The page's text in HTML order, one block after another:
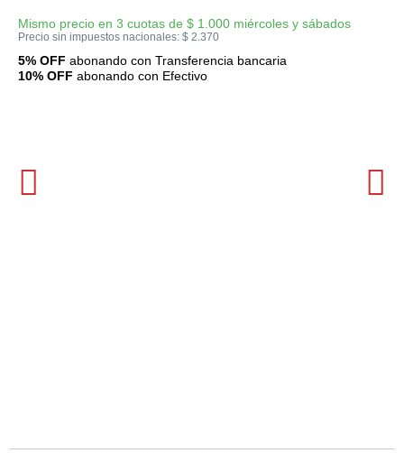
Mismo precio en 3 cuotas de $ 1.000 miércoles y sábados
Precio sin impuestos nacionales: $ 2.370
5% OFF abonando con Transferencia bancaria
10% OFF abonando con Efectivo